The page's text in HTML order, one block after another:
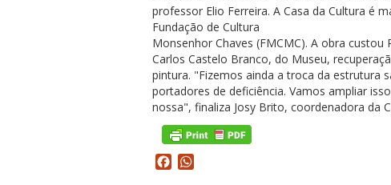
professor Elio Ferreira. A Casa da Cultura é
Fundação de Cultura
Monsenhor Chaves (FMCMC). A obra
Carlos Castelo Branco, do Museu,
pintura. "Fizemos ainda a troca da estrutura
portadores de deficiência. Vamos ampliar
nossa", finaliza Josy Brito, coordenadora da
Facebook